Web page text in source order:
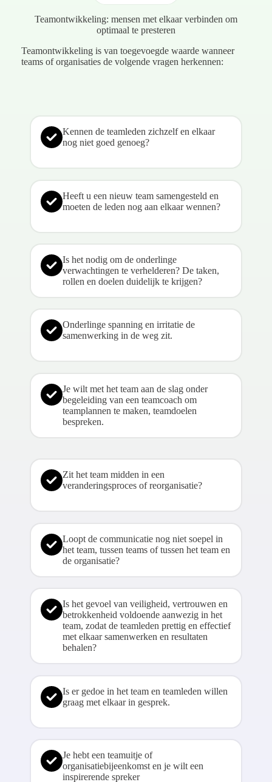
Teamontwikkeling: mensen met elkaar verbinden om
optimaal te presteren
Teamontwikkeling is van toegevoegde waarde wanneer
teams of organisaties de volgende vragen herkennen:
Kennen de teamleden zichzelf en elkaar
nog niet goed genoeg?
Heeft u een nieuw team samengesteld en
moeten de leden nog aan elkaar wennen?
Is het nodig om de onderlinge
verwachtingen te verhelderen? De taken,
rollen en doelen duidelijk te krijgen?
Onderlinge spanning en irritatie de
samenwerking in de weg zit.
Je wilt met het team aan de slag onder
begeleiding van een teamcoach om
teamplannen te maken, teamdoelen
bespreken.
Zit het team midden in een
veranderingsproces of reorganisatie?
Loopt de communicatie nog niet soepel in
het team, tussen teams of tussen het team en
de organisatie?
Is het gevoel van veiligheid, vertrouwen en
betrokkenheid voldoende aanwezig in het
team, zodat de teamleden prettig en effectief
met elkaar samenwerken en resultaten
behalen?
Is er gedoe in het team en teamleden willen
graag met elkaar in gesprek.
Je hebt een teamuitje of
organisatiebijeenkomst en je wilt een
inspirerende spreker